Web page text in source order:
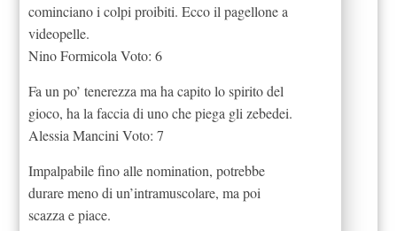
cominciano i colpi proibiti. Ecco il pagellone a
videopelle.
Nino Formicola Voto: 6
Fa un po’ tenerezza ma ha capito lo spirito del
gioco, ha la faccia di uno che piega gli zebedei.
Alessia Mancini Voto: 7
Impalpabile fino alle nomination, potrebbe
durare meno di un’intramuscolare, ma poi
scazza e piace.